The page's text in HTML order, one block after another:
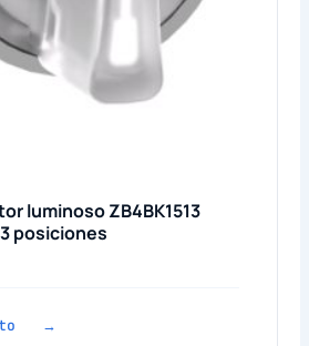
luminoso ZB4BK1513
posiciones
→